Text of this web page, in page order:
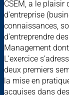
CSEM, a le plaisir
d’entreprise
connaissances,
d’entreprendre
Management
L’exercice
deux premiers
la mise en
acquises dans